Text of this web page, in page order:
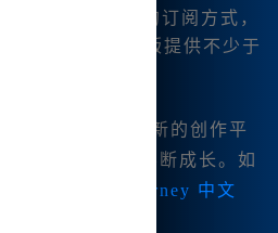
解 Midjourney 的订阅方式，
来的好处。国内版提供不少于
分划算。
我提供了一个全新的创作平
上不断探索、不断成长。如
访问😊
Midjourney 中文
吧！